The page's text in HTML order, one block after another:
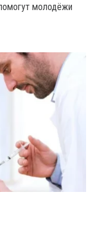
молодёжи